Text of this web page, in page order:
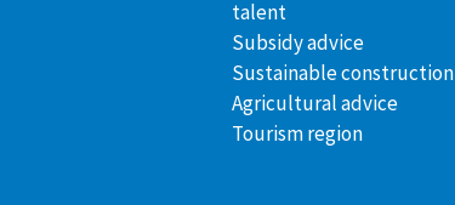
talent
Subsidy advice
Sustainable construction
Agricultural advice
Tourism region